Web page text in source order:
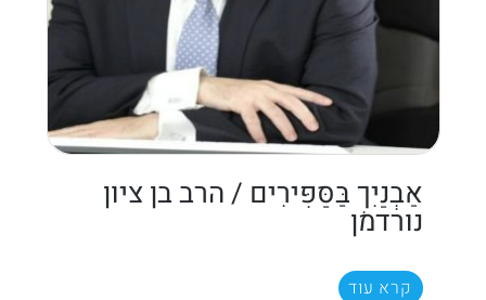
אַבְנַיִךְ בַּסַּפִּירִים / הרב בן ציון
נורדמן
קרא עוד